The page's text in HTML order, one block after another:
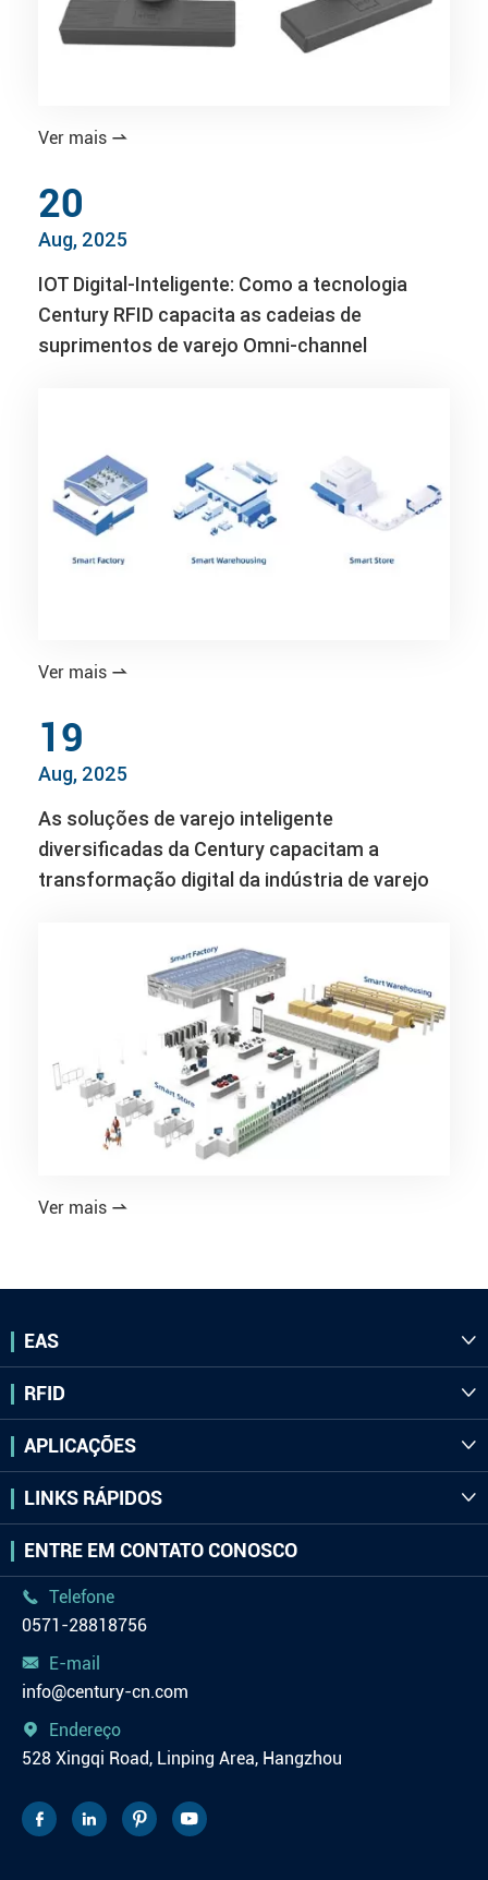
Ver mais 
20
Aug, 2025
IOT Digital-Inteligente: Como a tecnologia
Century RFID capacita as cadeias de
suprimentos de varejo Omni-channel
Ver mais 
19
Aug, 2025
As soluções de varejo inteligente
diversificadas da Century capacitam a
transformação digital da indústria de varejo
Ver mais 
EAS 
RFID 
APLICAÇÕES 
LINKS RÁPIDOS 
ENTRE EM CONTATO CONOSCO

Telefone
0571-28818756

E-mail
info@century-cn.com

Endereço
528 Xingqi Road, Linping Area, Hangzhou
   